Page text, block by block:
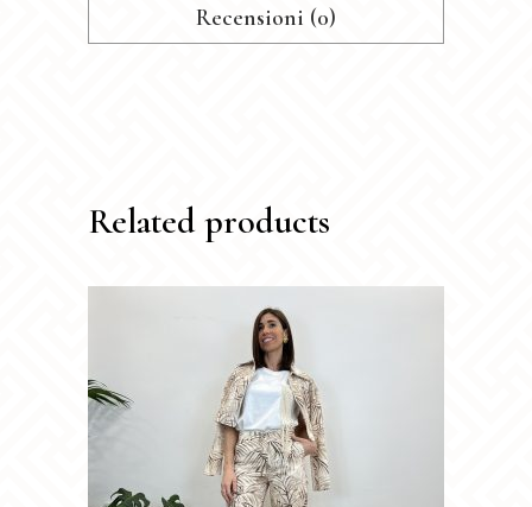
Recensioni (0)
Related products